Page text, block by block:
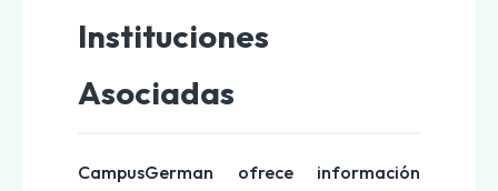
Instituciones
Asociadas
CampusGerman ofrece información